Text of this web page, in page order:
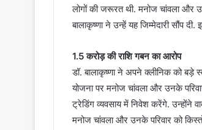
लोगों की जरूरत थी. मनोज चांवला और
बालाकृष्णा ने उन्हें यह जिम्मेदारी सौंप
1.5 करोड़ की राशि गबन का आरोप
डॉ. बालाकृष्णा ने अपने क्लीनिक को बड़े
योजना पर मनोज चांवला और उनके
ट्रेडिंग व्यवसाय में निवेश करेंगे. उन्होंने
मनोज चांवला और उनके परिवार को